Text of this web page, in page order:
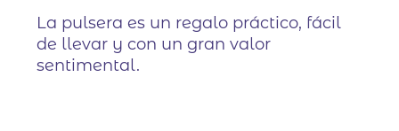
La pulsera es un regalo práctico, fácil
de llevar y con un gran valor
sentimental.